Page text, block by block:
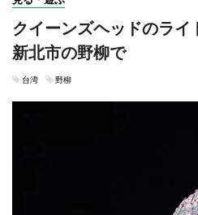
クイーンズヘッドのラ
新北市の野柳で
台湾 野柳